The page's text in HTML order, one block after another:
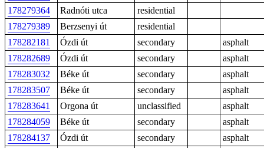
178279364
Radnóti utca
residential
178279389
Berzsenyi út
residential
178282181
Ózdi út secondary
asphalt
178282689
Ózdi út secondary
asphalt
178283032
Béke út secondary
asphalt
178283507
Béke út secondary
asphalt
178283641
Orgona út unclassified
asphalt
178284059
Béke út secondary
asphalt
178284137
Ózdi út secondary
asphalt